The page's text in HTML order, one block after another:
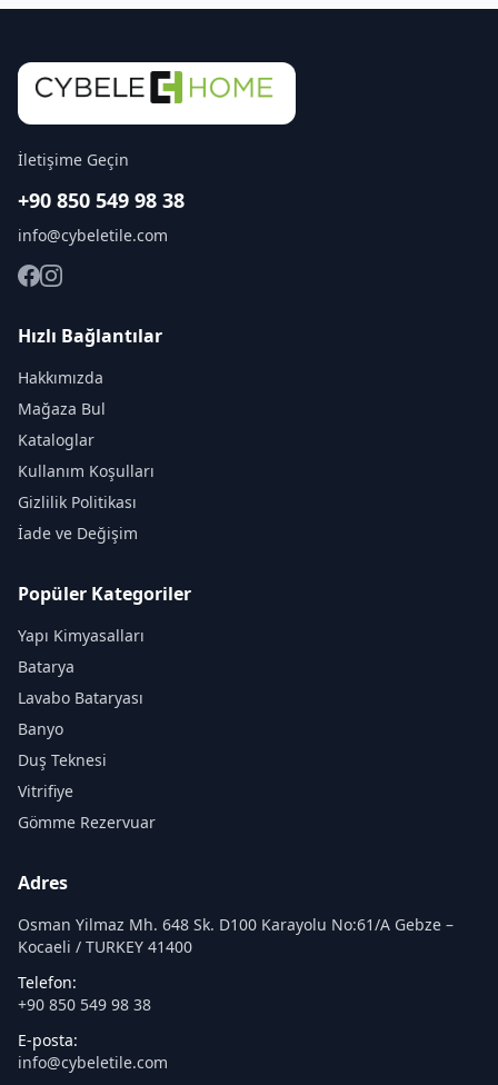
İletişime Geçin
+90 850 549 98 38
info@cybeletile.com
Hızlı Bağlantılar
Hakkımızda
Mağaza Bul
Kataloglar
Kullanım Koşulları
Gizlilik Politikası
İade ve Değişim
Popüler Kategoriler
Yapı Kimyasalları
Batarya
Lavabo Bataryası
Banyo
Duş Teknesi
Vitrifiye
Gömme Rezervuar
Adres
Osman Yilmaz Mh. 648 Sk. D100 Karayolu No:61/A Gebze –
Kocaeli / TURKEY 41400
Telefon:
+90 850 549 98 38
E-posta:
info@cybeletile.com